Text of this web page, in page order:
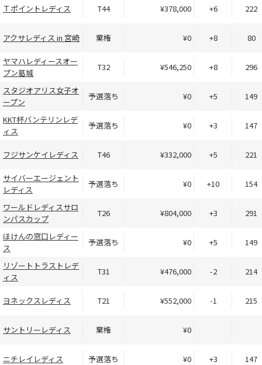
Ｔポイントレディス T44 ¥378,000 +6 222
アクサレディス in 宮崎 棄権 ¥0 +8 80
ヤマハレディースオー
プン葛城
T32 ¥546,250 +8 296
スタジオアリス女子オ
ープン
予選落ち ¥0 +5 149
KKT杯バンテリンレデ
ィス
予選落ち ¥0 +3 147
フジサンケイレディス T46 ¥332,000 +5 221
サイバーエージェント
レディス
予選落ち ¥0 +10 154
ワールドレディスサロ
ンパスカップ
T26 ¥804,000 +3 291
ほけんの窓口レディー
ス
予選落ち ¥0 +5 149
リゾートトラストレデ
ィス
T31 ¥476,000 -2 214
ヨネックスレディス T21 ¥552,000 -1 215
サントリーレディス 棄権 ¥0
ニチレイレディス 予選落ち ¥0 +3 147